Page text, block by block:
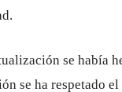
se había
se ha respetado el